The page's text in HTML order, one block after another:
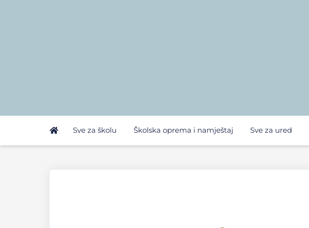
Sve za školu Školska oprema i namještaj Sve za ured